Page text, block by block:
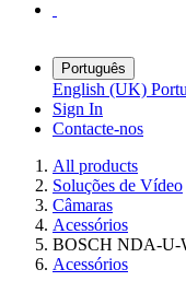
Português
English (UK)
Sign In
Contacte-nos
All products
Soluções de Vídeo
Câmaras
Acessórios
BOSCH NDA-U-
Acessórios